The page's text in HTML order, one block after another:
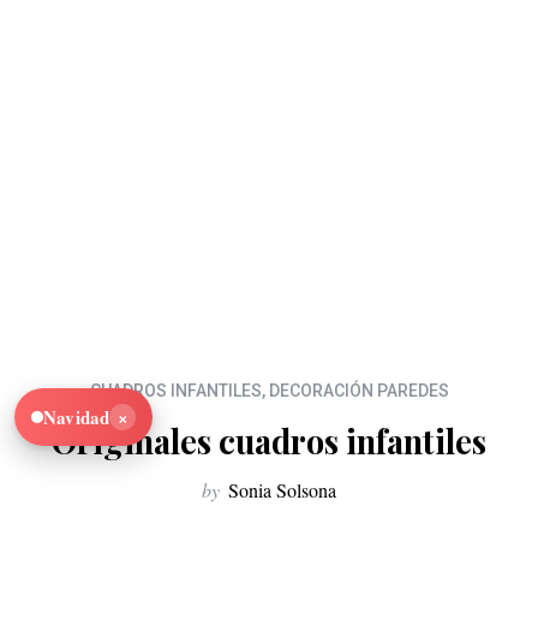
CUADROS INFANTILES, DECORACIÓN PAREDES
Originales cuadros infantiles
by Sonia Solsona
Navidad ×